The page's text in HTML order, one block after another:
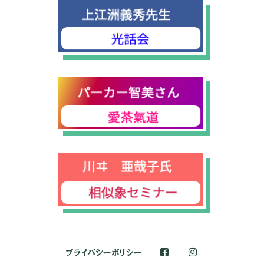
プライバシーポリシー